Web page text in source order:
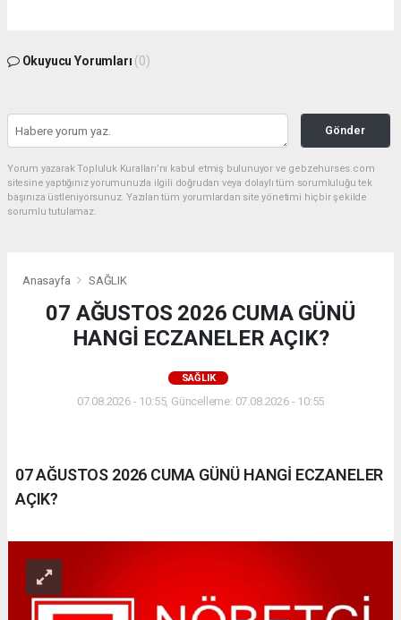
Okuyucu Yorumları (0)
Gönder
Yorum yazarak Topluluk Kuralları’nı kabul etmiş bulunuyor ve gebzehurses.com
sitesine yaptığınız yorumunuzla ilgili doğrudan veya dolaylı tüm sorumluluğu tek
başınıza üstleniyorsunuz. Yazılan tüm yorumlardan site yönetimi hiçbir şekilde
sorumlu tutulamaz.
Anasayfa SAĞLIK
07 AĞUSTOS 2026 CUMA GÜNÜ
HANGİ ECZANELER AÇIK?
SAĞLIK
07.08.2026 - 10:55, Güncelleme: 07.08.2026 - 10:55
07 AĞUSTOS 2026 CUMA GÜNÜ HANGİ ECZANELER
AÇIK?